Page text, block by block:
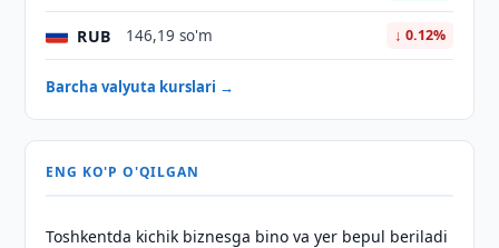
RUB 146,19 so'm ↓ 0.12%
Barcha valyuta kurslari →
ENG KO'P O'QILGAN
Toshkentda kichik biznesga bino va yer bepul beriladi